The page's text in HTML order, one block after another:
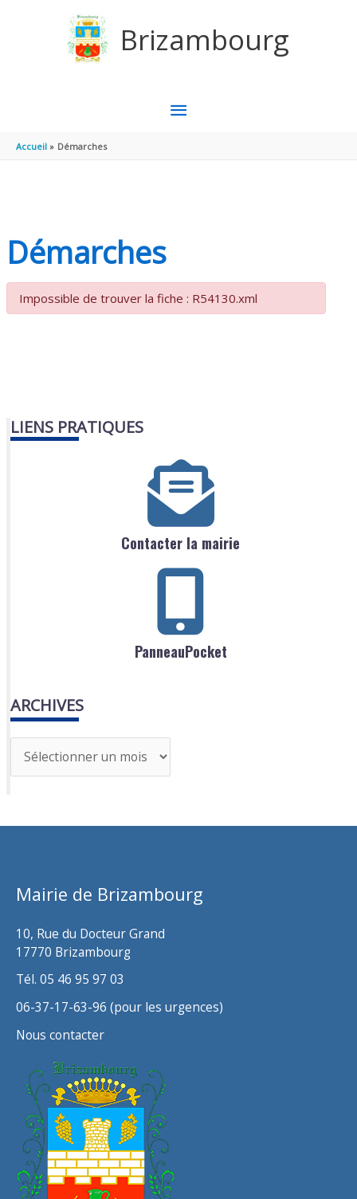
Brizambourg
MENU
Accueil Démarches
Démarches
Impossible de trouver la fiche : R54130.xml
LIENS PRATIQUES
Contacter la mairie
PanneauPocket
ARCHIVES
r
h
Mairie de Brizambourg
10, Rue du Docteur Grand
17770 Brizambourg
Tél. 05 46 95 97 03
06-37-17-63-96 (pour les urgences)
Nous contacter